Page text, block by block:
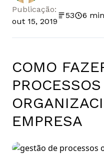
Publicação:
out 15, 2019
53 6 min
COMO
PROCESSOS
EMPRESA